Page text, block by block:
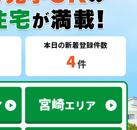
本日の新着登録件数
4件